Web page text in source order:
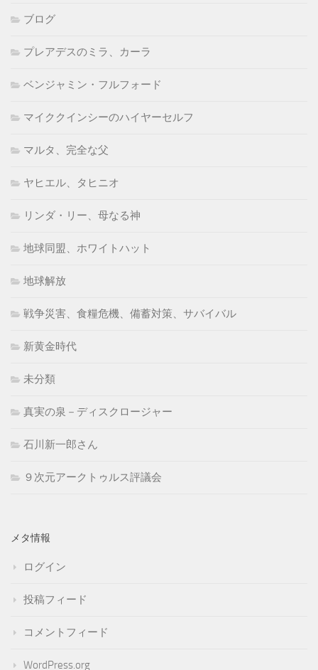
ブログ
プレアデスのミラ、カーラ
ベンジャミン・フルフォード
マイククインシーのハイヤーセルフ
マルタ、完全な父
ヤヒエル、タヒニオ
リンダ・リー、母なる神
地球同盟、ホワイトハット
地球解放
戦争災害、食糧危機、備蓄対策、サバイバル
新黄金時代
未分類
真実の泉－ディスクロージャー
石川新一郎さん
９次元アークトゥルス評議会
メタ情報
ログイン
投稿フィード
コメントフィード
WordPress.org